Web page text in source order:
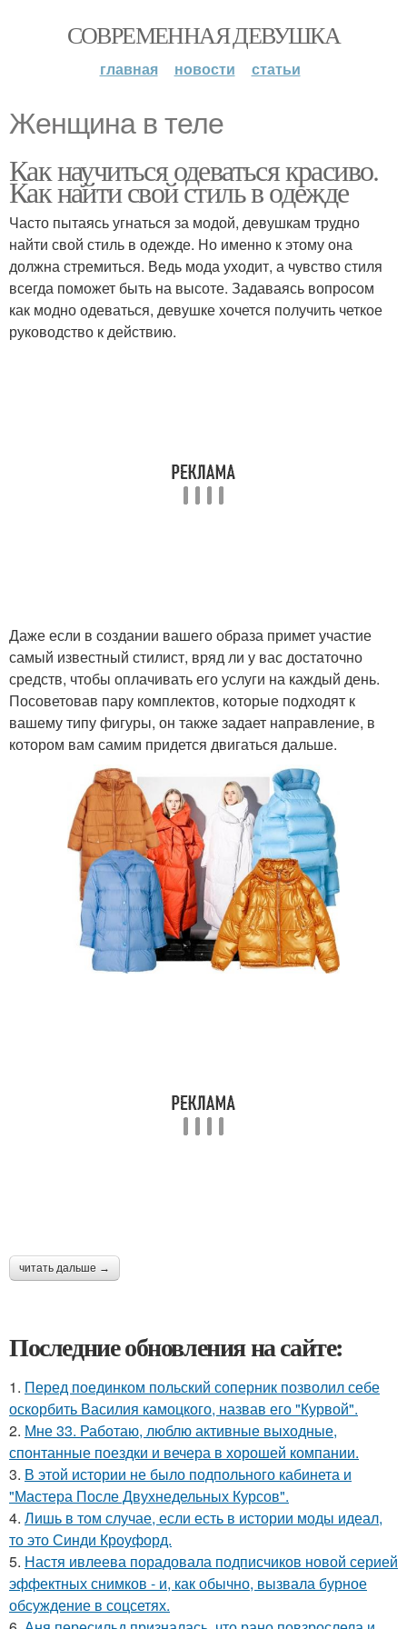
СОВРЕМЕННАЯ ДЕВУШКА
главная новости статьи
Женщина в теле
Как научиться одеваться красиво.
Как найти свой стиль в одежде
Часто пытаясь угнаться за модой, девушкам трудно
найти свой стиль в одежде. Но именно к этому она
должна стремиться. Ведь мода уходит, а чувство стиля
всегда поможет быть на высоте. Задаваясь вопросом
как модно одеваться, девушке хочется получить четкое
руководство к действию.
Даже если в создании вашего образа примет участие
самый известный стилист, вряд ли у вас достаточно
средств, чтобы оплачивать его услуги на каждый день.
Посоветовав пару комплектов, которые подходят к
вашему типу фигуры, он также задает направление, в
котором вам самим придется двигаться дальше.
читать дальше →
Последние обновления на сайте:
1. Перед поединком польский соперник позволил себе
оскорбить Василия камоцкого, назвав его "Курвой".
2. Мне 33. Работаю, люблю активные выходные,
спонтанные поездки и вечера в хорошей компании.
3. В этой истории не было подпольного кабинета и
"Мастера После Двухнедельных Курсов".
4. Лишь в том случае, если есть в истории моды идеал,
то это Синди Кроуфорд.
5. Настя ивлеева порадовала подписчиков новой серией
эффектных снимков - и, как обычно, вызвала бурное
обсуждение в соцсетях.